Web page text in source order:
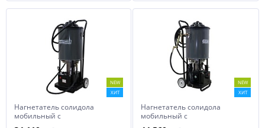
NEW
ХИТ
Нагнетатель солидола
мобильный с
NEW
ХИТ
Нагнетатель солидола
мобильный с